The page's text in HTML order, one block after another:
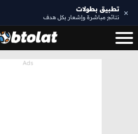
× تطبيق بطولات
نتائج مباشرة وإشعار بكل هدف